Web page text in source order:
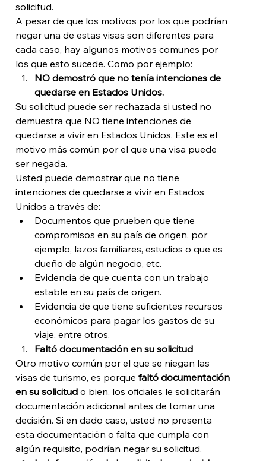
solicitud.
A pesar de que los motivos por los que podrían
negar una de estas visas son diferentes para
cada caso, hay algunos motivos comunes por
los que esto sucede. Como por ejemplo:
NO demostró que no tenía intenciones de
quedarse en Estados Unidos.
Su solicitud puede ser rechazada si usted no
demuestra que NO tiene intenciones de
quedarse a vivir en Estados Unidos. Este es el
motivo más común por el que una visa puede
ser negada.
Usted puede demostrar que no tiene
intenciones de quedarse a vivir en Estados
Unidos a través de:
Documentos que prueben que tiene
compromisos en su país de origen, por
ejemplo, lazos familiares, estudios o que es
dueño de algún negocio, etc.
Evidencia de que cuenta con un trabajo
estable en su país de origen.
Evidencia de que tiene suficientes recursos
económicos para pagar los gastos de su
viaje, entre otros.
Faltó documentación en su solicitud
Otro motivo común por el que se niegan las
visas de turismo, es porque faltó documentación
en su solicitud o bien, los oficiales le solicitarán
documentación adicional antes de tomar una
decisión. Si en dado caso, usted no presenta
esta documentación o falta que cumpla con
algún requisito, podrían negar su solicitud.